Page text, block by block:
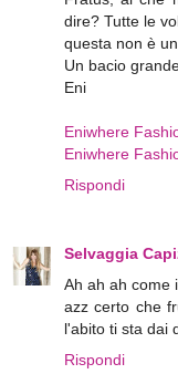
dire? Tutte le
questa non è
Un bacio
Eni
Eniwhere
Eniwhere
Rispondi
Selvaggia
Ah ah ah come
azz certo che
l'abito ti sta dai
Rispondi